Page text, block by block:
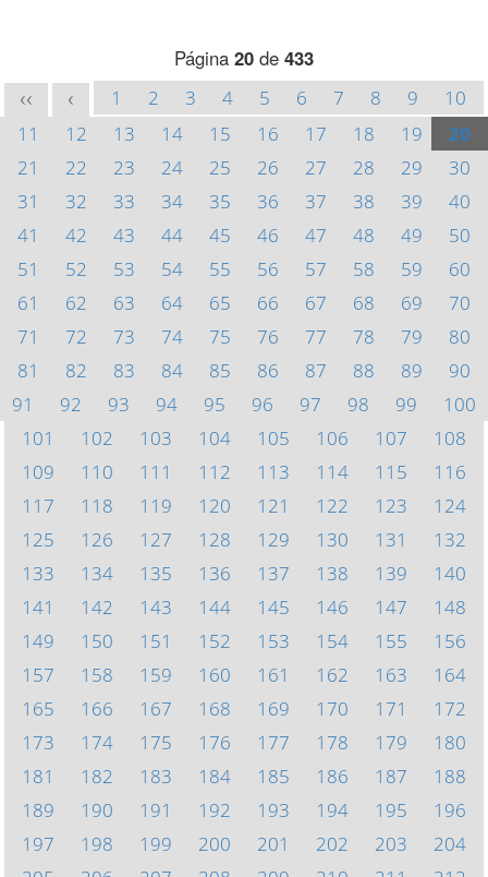
Página 20 de 433
<< < 1 2 3 4 5 6 7 8 9
10
11
12 13 14 15 16 17 18 19
20
21
22 23 24 25 26 27 28 29
30
31
32 33 34 35 36 37 38 39
40
41
42 43 44 45 46 47 48 49
50
51
52 53 54 55 56 57 58 59
60
61
62 63 64 65 66 67 68 69
70
71
72 73 74 75 76 77 78 79
80
81
82 83 84 85 86 87 88 89
90
91
92 93 94 95 96 97 98 99
100
101
102 103 104 105 106 107
108
109
110 111 112 113 114 115
116
117
118 119 120 121 122 123
124
125
126 127 128 129 130 131
132
133
134 135 136 137 138 139
140
141
142 143 144 145 146 147
148
149
150 151 152 153 154 155
156
157
158 159 160 161 162 163
164
165
166 167 168 169 170 171
172
173
174 175 176 177 178 179
180
181
182 183 184 185 186 187
188
189
190 191 192 193 194 195
196
197
198 199 200 201 202 203
204